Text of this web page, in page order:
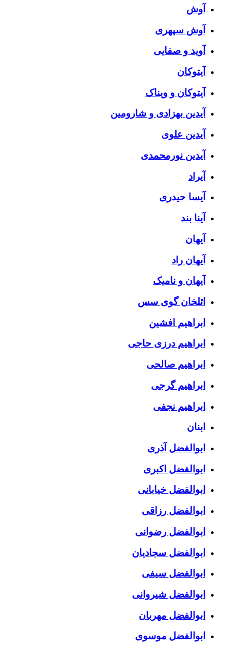
آوش
آوش سپهری
آوید و صفایی
آیتوکان
آیتوکان و ویناک
آیدین بهزادی و شارومین
آیدین علوی
آیدین نورمحمدی
آیراد
آیسا حیدری
آینا بند
آیهان
آیهان راد
آیهان و نامیک
ائلخان گوی سس
ابراهیم افشین
ابراهیم درزی حاجی
ابراهیم صالحی
ابراهیم گرجی
ابراهیم نجفی
ابنان
ابوالفضل آذری
ابوالفضل اکبری
ابوالفضل خیابانی
ابوالفضل رزاقی
ابوالفضل رضوانی
ابوالفضل سجادیان
ابوالفضل سیفی
ابوالفضل شیروانی
ابوالفضل مهربان
ابوالفضل موسوی